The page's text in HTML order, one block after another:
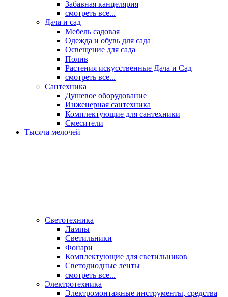
Забавная канцелярия
смотреть все...
Дача и сад
Мебель садовая
Одежда и обувь для сада
Освещение для сада
Полив
Растения искусственные Дача и Сад
смотреть все...
Сантехника
Душевое оборудование
Инженерная сантехника
Комплектующие для сантехники
Смесители
Тысяча мелочей
Светотехника
Лампы
Светильники
Фонари
Комплектующие для светильников
Светодиодные ленты
смотреть все...
Электротехника
Электромонтажные инструменты, средства